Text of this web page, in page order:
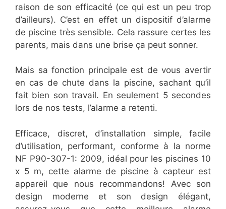
raison de son efficacité (ce qui est un peu trop
d’ailleurs). C’est en effet un dispositif d’alarme
de piscine très sensible. Cela rassure certes les
parents, mais dans une brise ça peut sonner.
Mais sa fonction principale est de vous avertir
en cas de chute dans la piscine, sachant qu’il
fait bien son travail. En seulement 5 secondes
lors de nos tests, l’alarme a retenti.
Efficace, discret, d’installation simple, facile
d’utilisation, performant, conforme à la norme
NF P90-307-1: 2009, idéal pour les piscines 10
x 5 m, cette alarme de piscine à capteur est
appareil que nous recommandons! Avec son
design moderne et son design élégant,